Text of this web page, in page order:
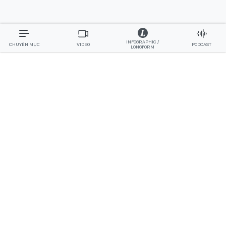
CHUYÊN MỤC VIDEO
INFOGRAPHIC /
LONGFORM
PODCAST